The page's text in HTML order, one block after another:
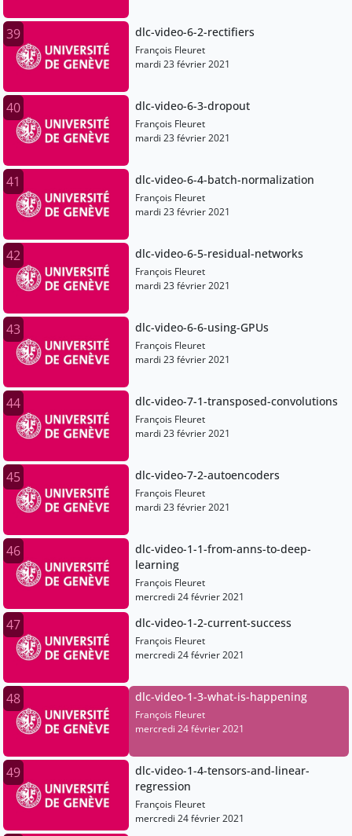
39 dlc-video-6-2-rectifiers
François Fleuret
mardi 23 février 2021
40 dlc-video-6-3-dropout
François Fleuret
mardi 23 février 2021
41 dlc-video-6-4-batch-normalization
François Fleuret
mardi 23 février 2021
42 dlc-video-6-5-residual-networks
François Fleuret
mardi 23 février 2021
43 dlc-video-6-6-using-GPUs
François Fleuret
mardi 23 février 2021
44 dlc-video-7-1-transposed-convolutions
François Fleuret
mardi 23 février 2021
45 dlc-video-7-2-autoencoders
François Fleuret
mardi 23 février 2021
46
dlc-video-1-1-from-anns-to-deep-
learning
François Fleuret
mercredi 24 février 2021
47 dlc-video-1-2-current-success
François Fleuret
mercredi 24 février 2021
48 dlc-video-1-3-what-is-happening
François Fleuret
mercredi 24 février 2021
49
dlc-video-1-4-tensors-and-linear-
regression
François Fleuret
mercredi 24 février 2021